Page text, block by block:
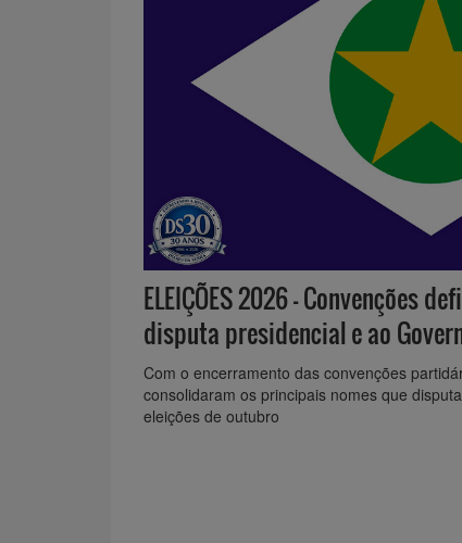
ELEIÇÕES 2026 - Convenções
disputa presidencial e ao
Com o encerramento das convenções
consolidaram os principais nomes que
eleições de outubro